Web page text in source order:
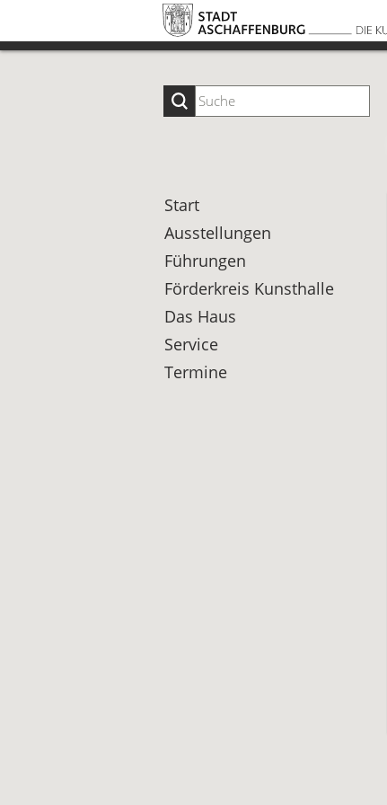
Start
Ausstellungen
Führungen
Förderkreis Kunsthalle
Das Haus
Service
Termine